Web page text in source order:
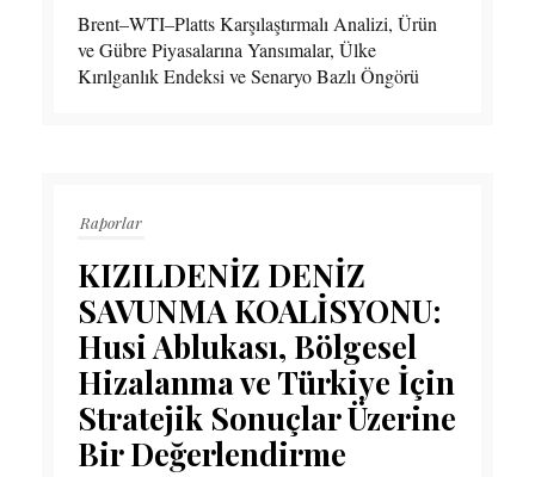
Brent–WTI–Platts Karşılaştırmalı Analizi, Ürün
ve Gübre Piyasalarına Yansımalar, Ülke
Kırılganlık Endeksi ve Senaryo Bazlı Öngörü
Raporlar
KIZILDENİZ DENİZ
SAVUNMA KOALİSYONU:
Husi Ablukası, Bölgesel
Hizalanma ve Türkiye İçin
Stratejik Sonuçlar Üzerine
Bir Değerlendirme